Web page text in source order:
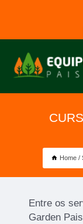
Home
Entre os
Garden